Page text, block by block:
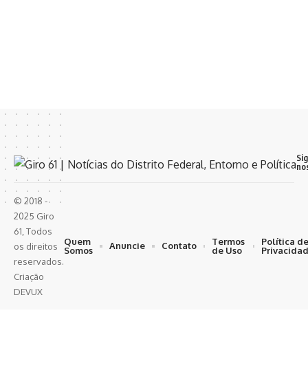
© 2018 -
2025 Giro
61, Todos
os direitos
reservados.
Criação
DEVUX
Quem
Somos
Anuncie Contato
Termos
de Uso
Política